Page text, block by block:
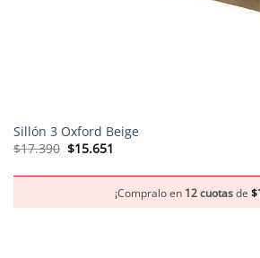
Sillón 3 Oxford Beige
$17.390 El
precio
era:
$17.390.
$15.651
es:
$15.651.
¡Compralo en 12 cuotasde $